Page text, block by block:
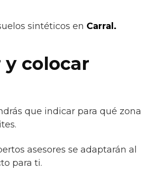
sintéticos en Carral.
y colocar
que indicar para qué zona
asesores se adaptarán al
para ti.